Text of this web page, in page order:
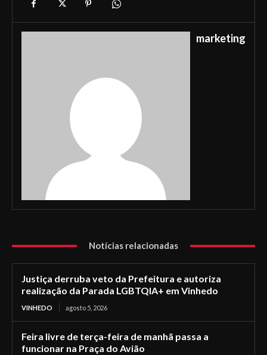
marketing
Notícias relacionadas
Justiça derruba veto da Prefeitura e autoriza
realização da Parada LGBTQIA+ em Vinhedo
VINHEDO agosto 5, 2026
Feira livre de terça-feira de manhã passa a
funcionar na Praça do Avião